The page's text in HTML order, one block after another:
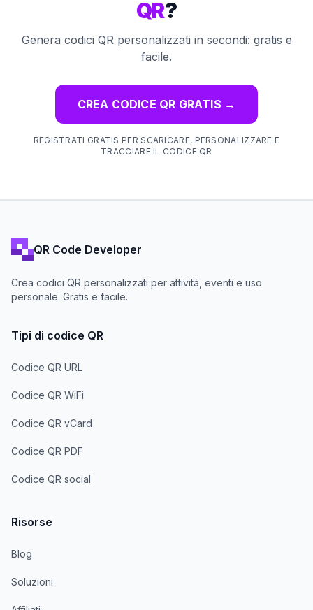
QR?
Genera codici QR personalizzati in secondi: gratis e
facile.
CREA CODICE QR GRATIS →
REGISTRATI GRATIS PER SCARICARE, PERSONALIZZARE E
TRACCIARE IL CODICE QR
QR Code Developer
Crea codici QR personalizzati per attività, eventi e uso
personale. Gratis e facile.
Tipi di codice QR
Codice QR URL
Codice QR WiFi
Codice QR vCard
Codice QR PDF
Codice QR social
Risorse
Blog
Soluzioni